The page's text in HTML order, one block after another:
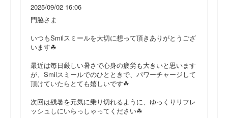
2025/09/02 16:06
門脇さま
いつもSmilスミールを大切に想って頂きありがとうござ
います☘
最近は毎日厳しい暑さで心身の疲労も大きいと思います
が、Smilスミールでのひとときで、パワーチャージして
頂けていたらとても嬉しいです☘
次回は残暑を元気に乗り切れるように、ゆっくりリフレ
ッシュしにいらっしゃってください☘